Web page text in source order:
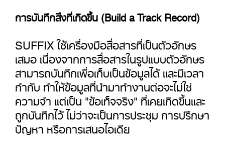
การบันทึกสิ่งที่เกิดขึ้น (Build a Track Record)
SUFFIX ใช้เครื่องมือสื่อสารที่เป็นตัวอักษร
เสมอ เนื่องจากการสื่อสารในรูปแบบตัวอักษร
สามารถบันทึกเพื่อเก็บเป็นข้อมูลได้ และมีเวลา
กำกับ ทำให้ข้อมูลที่นำมาทำงานต่อจะไม่ใช่
ความจำ แต่เป็น "ข้อเท็จจริง" ที่เคยเกิดขึ้นและ
ถูกบันทึกไว้ ไม่ว่าจะเป็นการประชุม การปรึกษา
ปัญหา หรือการเสนอไอเดีย